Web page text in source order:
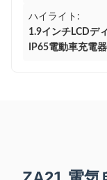
ハイライト:
1.9インチLCDデ
IP65電動車充電器